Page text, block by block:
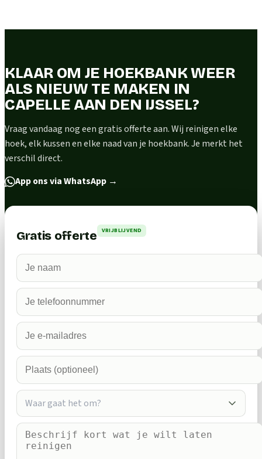
KLAAR OM JE HOEKBANK WEER
ALS NIEUW TE MAKEN IN
CAPELLE AAN DEN IJSSEL?
Vraag vandaag nog een gratis offerte aan. Wij reinigen elke
hoek, elk kussen en elke naad van je hoekbank. Je merkt het
verschil direct.
App ons via WhatsApp →
Gratis offerte VRIJBLIJVEND
Waar gaat het om?